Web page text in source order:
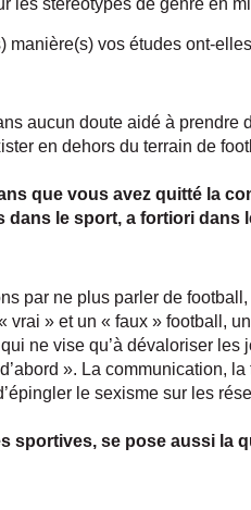
les stéréotypes de genre en
manière(s) vos études ont-
aucun doute aidé à prendre
en dehors du terrain de
que vous avez quitté la
dans le sport, a fortiori dans
par ne plus parler de
vrai » et un « faux » football,
ne vise qu’à dévaloriser
». La communication,
le sexisme sur les
sportives, se pose aussi la